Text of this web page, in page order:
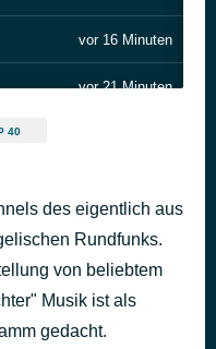
vor 16 Minuten
vor 21 Minuten
vor 41 Minuten
40
des eigentlich aus
Rundfunks.
von beliebtem
Musik ist als
gedacht.